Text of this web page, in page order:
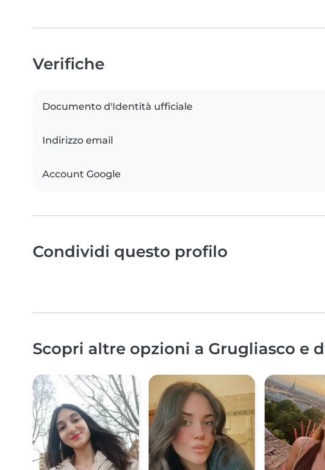
Verifiche
Documento d'Identità ufficiale
Indirizzo email
Account Google
Condividi questo profilo
Scopri altre opzioni a Grugliasco e